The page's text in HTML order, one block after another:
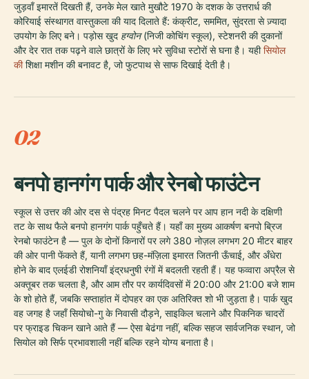
जुड़वाँ इमारतें दिखती हैं, उनके मेल खाते मुखौटे 1970 के दशक के उत्तरार्ध की
कोरियाई संस्थागत वास्तुकला की याद दिलाते हैं: कंक्रीट, सममित, सुंदरता से ज़्यादा
उपयोग के लिए बने। पड़ोस खुद हग्वोन(निजी कोचिंग स्कूल), स्टेशनरी की दुकानों
और देर रात तक पढ़ने वाले छात्रों के लिए भरे सुविधा स्टोरों से घना है। यहीसियोल
कीशिक्षा मशीन की बनावट है, जो फुटपाथ से साफ दिखाई देती है।
02
बनपो हानगंग पार्क और रेनबो फाउंटेन
स्कूल से उत्तर की ओर दस से पंद्रह मिनट पैदल चलने पर आप हान नदी के दक्षिणी
तट के साथ फैले बनपो हानगंग पार्क पहुँचते हैं। यहाँ का मुख्य आकर्षण बनपो ब्रिज
रेनबो फाउंटेन है — पुल के दोनों किनारों पर लगे 380 नोज़ल लगभग 20 मीटर बाहर
की ओर पानी फेंकते हैं, यानी लगभग छह-मंज़िला इमारत जितनी ऊँचाई, और अँधेरा
होने के बाद एलईडी रोशनियाँ इंद्रधनुषी रंगों में बदलती रहती हैं। यह फव्वारा अप्रैल से
अक्तूबर तक चलता है, और आम तौर पर कार्यदिवसों में 20:00 और 21:00 बजे शाम
के शो होते हैं, जबकि सप्ताहांत में दोपहर का एक अतिरिक्त शो भी जुड़ता है। पार्क खुद
वह जगह है जहाँ सियोचो-गु के निवासी दौड़ने, साइकिल चलाने और पिकनिक चादरों
पर फ्राइड चिकन खाने आते हैं — ऐसा बेढंगा नहीं, बल्कि सहज सार्वजनिक स्थान, जो
सियोल को सिर्फ प्रभावशाली नहीं बल्कि रहने योग्य बनाता है।